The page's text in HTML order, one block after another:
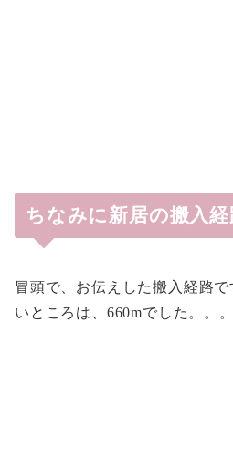
ちなみに新居の搬入経
冒頭で、お伝えした搬入経路
いところは、660mでした。。。